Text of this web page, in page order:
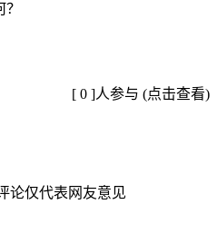
[ 0 ]人参与 (点击查看)
论仅代表网友意见